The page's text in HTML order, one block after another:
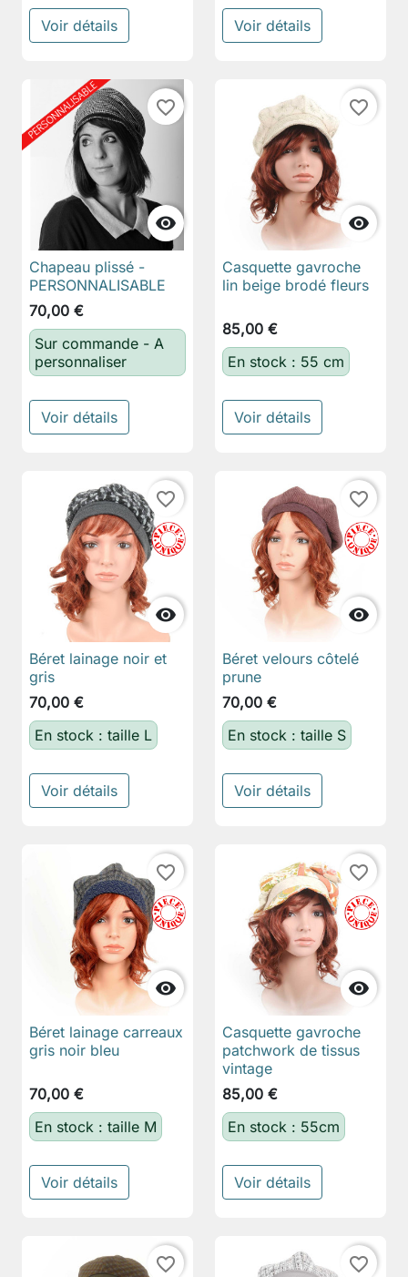
Voir détails Voir détails

favorite_border
Chapeau plissé -
PERSONNALISABLE
70,00 €
Sur commande - A
personnaliser
Voir détails

favorite_border
Casquette gavroche
lin beige brodé fleurs
85,00 €
En stock : 55 cm
Voir détails

favorite_border
Béret lainage noir et
gris
70,00 €
En stock : taille L
Voir détails

favorite_border
Béret velours côtelé
prune
70,00 €
En stock : taille S
Voir détails

favorite_border
Béret lainage carreaux
gris noir bleu
70,00 €
En stock : taille M
Voir détails

favorite_border
Casquette gavroche
patchwork de tissus
vintage
85,00 €
En stock : 55cm
Voir détails
favorite_border favorite_border